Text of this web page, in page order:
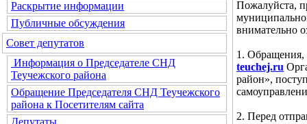
Раскрытие информации
Публичные обсуждения
Совет депутатов
Информация о Председателе СНД
Теучежского района
Обращение Председателя СНД Теучежского
района к Посетителям сайта
Депутаты
Пожалуйста,
внимательно
1. Обращения,
teuchej.ru
район»,
2. Перед